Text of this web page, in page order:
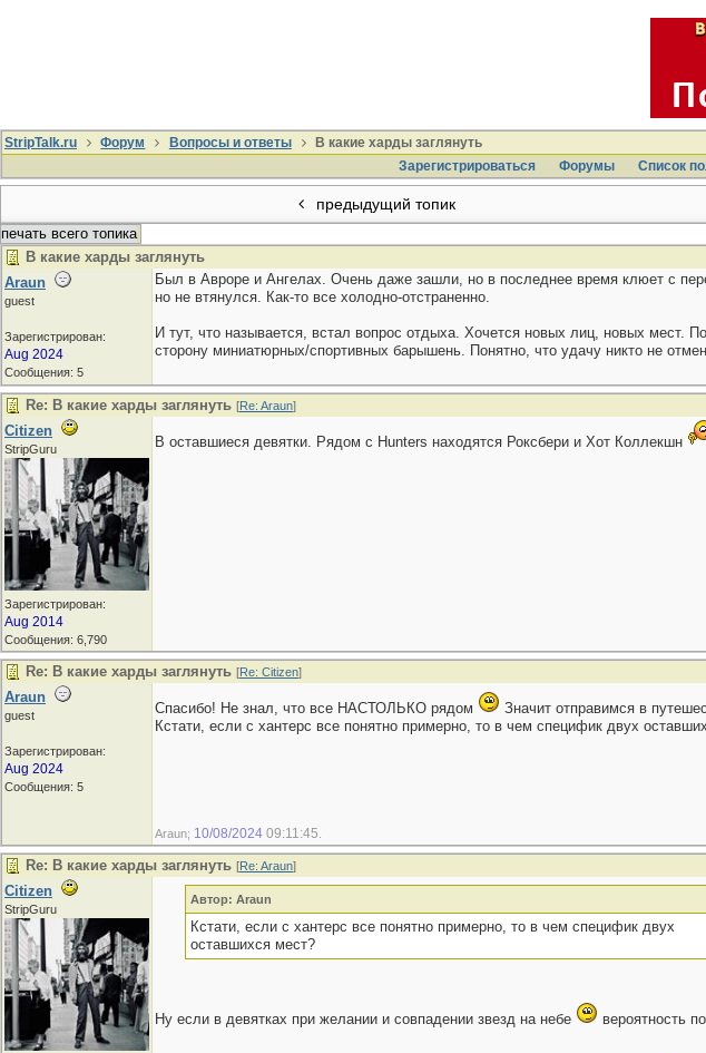
StripTalk.ru Форум Вопросы и ответы
В какие харды заглянуть
Зарегистрироваться
Форумы Список
предыдущий топик
печать всего топика
В какие харды заглянуть
Araun
guest
Зарегистрирован:
Aug 2024
Сообщения: 5
Был в Авроре и Ангелах. Очень даже зашли, но в последнее время клюет с
но не втянулся. Как-то все холодно-отстраненно.
И тут, что называется, встал вопрос отдыха. Хочется новых лиц, новых мест.
сторону миниатюрных/спортивных барышень. Понятно, что удачу никто не
Re: В какие харды заглянуть [Re: Araun]
Citizen
StripGuru
Зарегистрирован:
Aug 2014
Сообщения: 6,790
В оставшиеся девятки. Рядом с Hunters находятся Роксбери и Хот Коллекшн
Re: В какие харды заглянуть [Re: Citizen]
Araun
guest
Зарегистрирован:
Aug 2024
Сообщения: 5
Спасибо! Не знал, что все НАСТОЛЬКО рядом
Значит отправимся в
Кстати, если с хантерс все понятно примерно, то в чем специфик двух
Araun; 10/08/2024 09:11:45
Re: В какие харды заглянуть [Re: Araun]
Citizen
StripGuru
Автор: Araun
Кстати, если с хантерс все понятно примерно, то в чем специфик двух
оставшихся мест?
Ну если в девятках при желании и совпадении звезд на небе вероятность